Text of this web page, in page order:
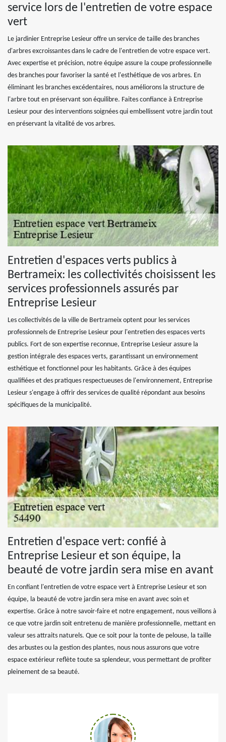
service lors de l'entretien de votre espace
vert
Le jardinier Entreprise Lesieur offre un service de taille des branches
d'arbres excroissantes dans le cadre de l'entretien de votre espace vert.
Avec expertise et précision, notre équipe assure la coupe professionnelle
des branches pour favoriser la santé et l'esthétique de vos arbres. En
éliminant les branches excédentaires, nous améliorons la structure de
l'arbre tout en préservant son équilibre. Faites confiance à Entreprise
Lesieur pour des interventions soignées qui embellissent votre jardin tout
en préservant la vitalité de vos arbres.
Entretien d'espaces verts publics à
Bertrameix: les collectivités choisissent les
services professionnels assurés par
Entreprise Lesieur
Les collectivités de la ville de Bertrameix optent pour les services
professionnels de Entreprise Lesieur pour l'entretien des espaces verts
publics. Fort de son expertise reconnue, Entreprise Lesieur assure la
gestion intégrale des espaces verts, garantissant un environnement
esthétique et fonctionnel pour les habitants. Grâce à des équipes
qualifiées et des pratiques respectueuses de l'environnement, Entreprise
Lesieur s'engage à offrir des services de qualité répondant aux besoins
spécifiques de la municipalité.
Entretien d'espace vert: confié à
Entreprise Lesieur et son équipe, la
beauté de votre jardin sera mise en avant
En confiant l'entretien de votre espace vert à Entreprise Lesieur et son
équipe, la beauté de votre jardin sera mise en avant avec soin et
expertise. Grâce à notre savoir-faire et notre engagement, nous veillons à
ce que votre jardin soit entretenu de manière professionnelle, mettant en
valeur ses attraits naturels. Que ce soit pour la tonte de pelouse, la taille
des arbustes ou la gestion des plantes, nous nous assurons que votre
espace extérieur reflète toute sa splendeur, vous permettant de profiter
pleinement de sa beauté.